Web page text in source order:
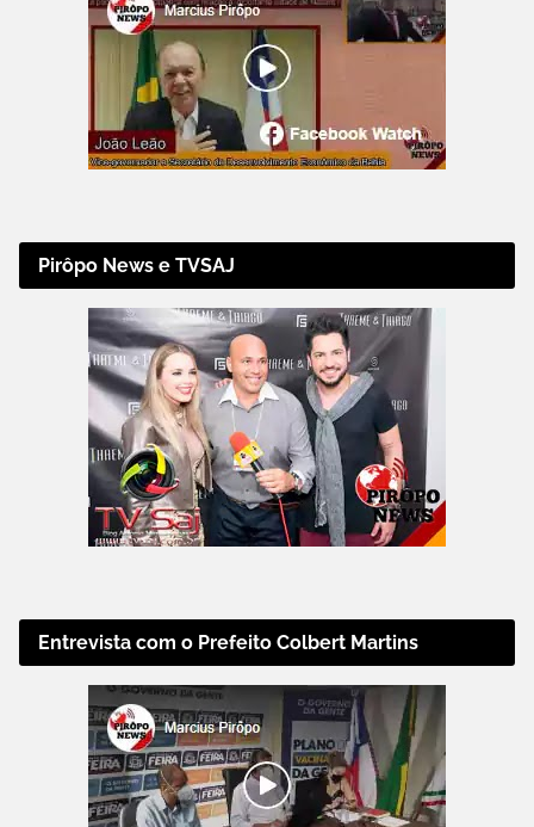
Pirôpo News e TVSAJ
Entrevista com o Prefeito Colbert Martins